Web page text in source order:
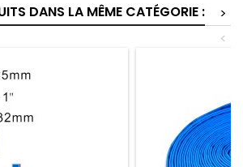
DANS LA MÊME CATÉGORIE :
>
<